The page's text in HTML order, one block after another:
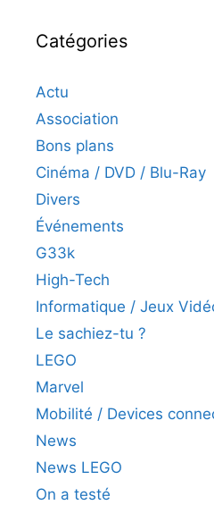
Catégories
Actu
Association
Bons plans
Cinéma / DVD / Blu-Ray
Divers
Événements
G33k
High-Tech
Informatique / Jeux
Le sachiez-tu ?
LEGO
Marvel
Mobilité / Devices
News
News LEGO
On a testé